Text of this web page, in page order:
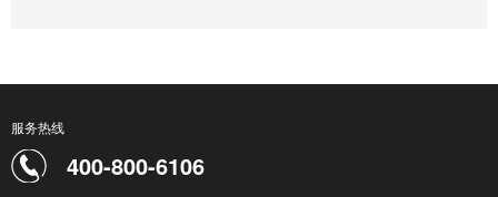
服务热线
400-800-6106